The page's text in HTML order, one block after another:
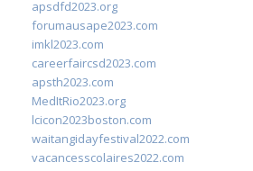
apsdfd2023.org
forumausape2023.com
imkl2023.com
careerfaircsd2023.com
apsth2023.com
MedItRio2023.org
lcicon2023boston.com
waitangidayfestival2022.com
vacancesscolaires2022.com